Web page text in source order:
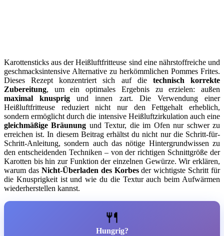
Karottensticks aus der Heißluftfritteuse sind eine nährstoffreiche und
geschmacksintensive Alternative zu herkömmlichen Pommes Frites.
Dieses Rezept konzentriert sich auf die technisch korrekte
Zubereitung, um ein optimales Ergebnis zu erzielen: außen
maximal knusprig und innen zart. Die Verwendung einer
Heißluftfritteuse reduziert nicht nur den Fettgehalt erheblich,
sondern ermöglicht durch die intensive Heißluftzirkulation auch eine
gleichmäßige Bräunung und Textur, die im Ofen nur schwer zu
erreichen ist. In diesem Beitrag erhältst du nicht nur die Schritt-für-
Schritt-Anleitung, sondern auch das nötige Hintergrundwissen zu
den entscheidenden Techniken – von der richtigen Schnittgröße der
Karotten bis hin zur Funktion der einzelnen Gewürze. Wir erklären,
warum das Nicht-Überladen des Korbesder wichtigste Schritt für
die Knusprigkeit ist und wie du die Textur auch beim Aufwärmen
wiederherstellen kannst.
🍴
Hungrig?